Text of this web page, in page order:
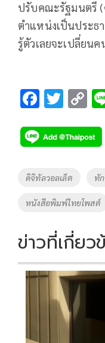
ปรับคณะรัฐมนตรี (
ตำแหน่งเป็นประธ
รู้ตัวเลยจะเปลี่ยน
F
e
b
o
o
k
T
tt
er
C
p
y
Li
k
Tags
ดิจิทัลวอลเล็ต ทั
หนังสือพิมพ์ไทยโพสต์
ข่าวที่เกี่ยว